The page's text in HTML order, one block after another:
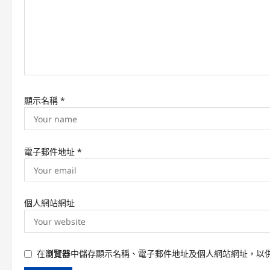
顯示名稱 *
電子郵件地址 *
個人網站網址
在瀏覽器中儲存顯示名稱、電子郵件地址及個人網站網址，以